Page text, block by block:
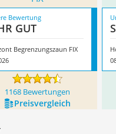
Bewertung
GUT
Begrenzungszaun FIX
1168 Bewertungen
Preis­vergleich